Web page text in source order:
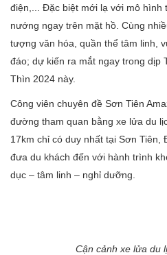
điện,... Đặc biệt mới lạ với mô hình
nướng ngay trên mặt hồ. Cùng
tượng văn hóa, quần thể tâm linh,
đáo; dự kiến ra mắt ngay trong dịp
Thìn 2024 này.
Công viên chuyên đề Sơn Tiên
đường tham quan bằng xe lửa du
17km chỉ có duy nhất tại Sơn Tiên,
đưa du khách đến với hành trình
dục – tâm linh – nghỉ dưỡng.
Cận cảnh xe lửa du